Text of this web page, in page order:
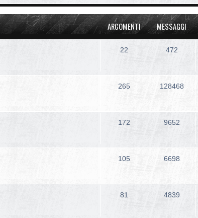
ARGOMENTI MESSAGGI
22 472
265 128468
172 9652
105 6698
81 4839